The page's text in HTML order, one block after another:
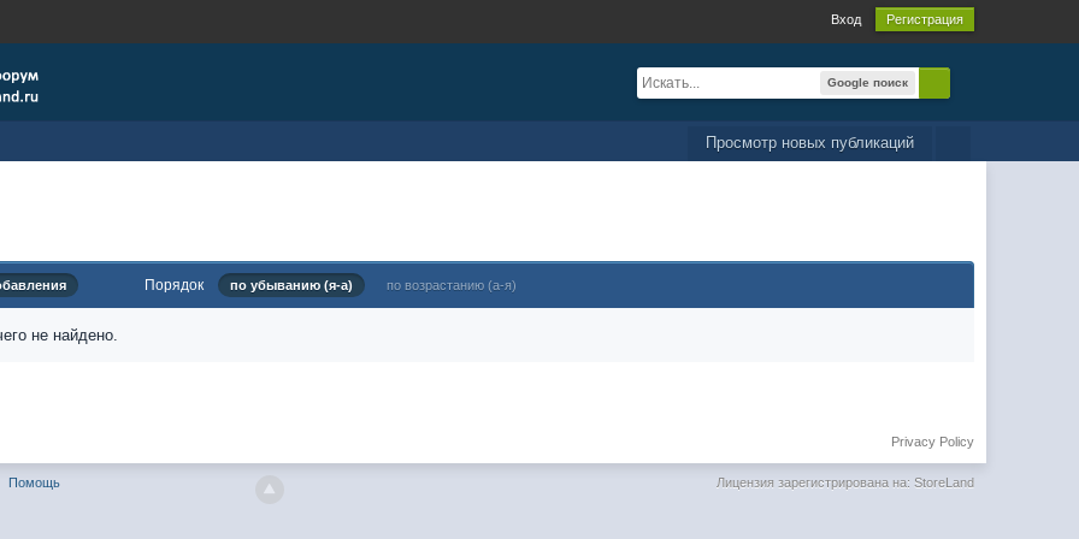
Вход Регистрация
Google поиск
Просмотр новых публикаций
Порядок по убыванию (я-а) по возрастанию (а-я)
не найдено.
Privacy Policy
Помощь Лицензия зарегистрирована на: StoreLand